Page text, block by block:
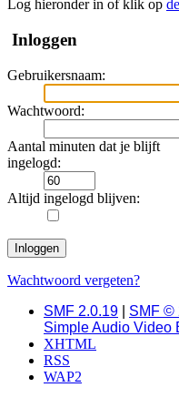
Log hieronder in of klik op
Inloggen
Gebruikersnaam:
Wachtwoord:
Aantal minuten dat je blijft
ingelogd:
Altijd ingelogd blijven:
Wachtwoord vergeten?
SMF 2.0.19
SMF ©
Simple Audio Video
XHTML
RSS
WAP2